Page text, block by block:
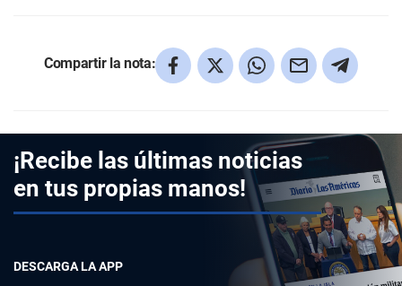
Compartir la nota:
¡Recibe las últimas noticias
en tus propias manos!
DESCARGA LA APP